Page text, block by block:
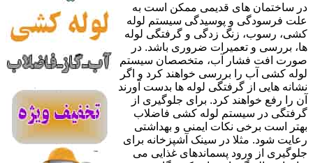
در ساختمان های قدیمی ممکن است به
علت فرسودگی و پوسیدگی سیستم لوله
کشی، رسوب، زنگ زدگی و گرفتگی لوله
ها، بررسی و تعمیرات ضروری باشد. در
صورت افت فشار آب، متخصصان سیستم
لوله کشی آب را بررسی خواهند کرد و اگر
نشانه هایی از گرفتگی لوله ها بدست آورند
آن را رفع خواهند کرد. برای جلوگیری از
گرفتگی در سیستم لوله کشی فاضلاب
بهتر است برخی نکات ایمنی و بهداشتی
رعایت شود. مثلا در سینک آشپزخانه برای
جلوگیری از ورود پسماندهای غذایی می